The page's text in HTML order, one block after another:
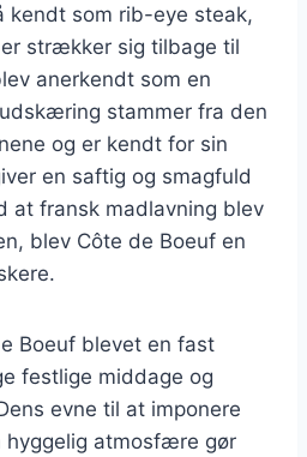
kendt som rib-eye steak,
strækker sig tilbage til
anerkendt som en
stammer fra den
og er kendt for sin
en saftig og smagfuld
at fransk madlavning blev
blev Côte de Boeuf en
Boeuf blevet en fast
festlige middage og
evne til at imponere
atmosfære gør